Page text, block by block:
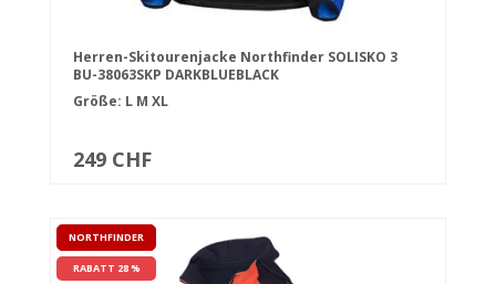
Herren-Skitourenjacke Northfinder SOLISKO 3
BU-38063SKP DARKBLUEBLACK
Größe: L M XL
249 CHF
NORTHFINDER
RABATT 28 %